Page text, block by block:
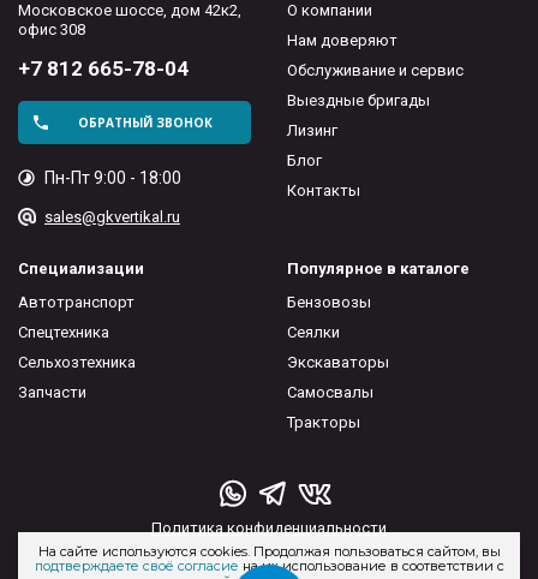
Московское шоссе, дом 42к2,
офис 308
+7 812 665-78-04
ОБРАТНЫЙ ЗВОНОК
Пн-Пт 9:00 - 18:00
sales@gkvertikal.ru
О компании
Нам доверяют
Обслуживание и сервис
Выездные бригады
Лизинг
Блог
Контакты
Специализации
Автотранспорт
Спецтехника
Сельхозтехника
Запчасти
Популярное в каталоге
Бензовозы
Сеялки
Экскаваторы
Самосвалы
Тракторы
Политика конфиденциальности
Пользовательское соглашение
На сайте используются cookies. Продолжая пользоваться сайтом, вы
подтверждаете своё согласие на их использование в соответствии с